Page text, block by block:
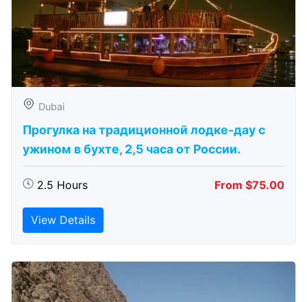
Dubai
Прогулка на традиционной лодке-дау с
ужином в бухте, 2,5 часа от России.
2.5 Hours From $75.00
View Details